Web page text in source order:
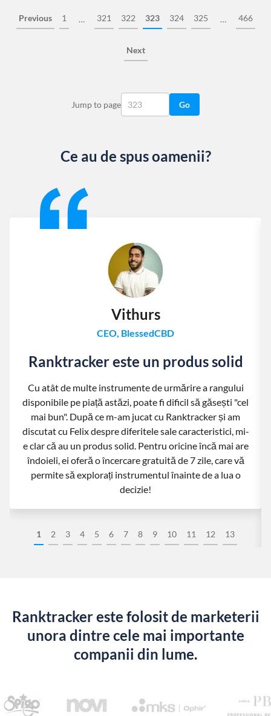
Previous 1 … 321 322 323 324 325 … 466
Next
Jump to page Go
Ce au de spus oamenii?
1 2 3 4 5 6 7 8 9 10 11 12 13
Vithurs
CEO, BlessedCBD
Ranktracker este un produs solid
Cu atât de multe instrumente de urmărire a rangului
disponibile pe piață astăzi, poate fi dificil să găsești "cel
mai bun". După ce m-am jucat cu Ranktracker și am
discutat cu Felix despre diferitele sale caracteristici, mi-
e clar că au un produs solid. Pentru oricine încă mai are
îndoieli, ei oferă o încercare gratuită de 7 zile, care vă
permite să explorați instrumentul înainte de a lua o
decizie!
Ranktracker este folosit de marketerii
unora dintre cele mai importante
companii din lume.